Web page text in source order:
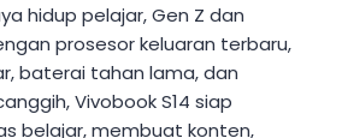
hidup pelajar, Gen Z dan
prosesor keluaran terbaru,
baterai tahan lama, dan
Vivobook S14 siap
belajar, membuat konten,